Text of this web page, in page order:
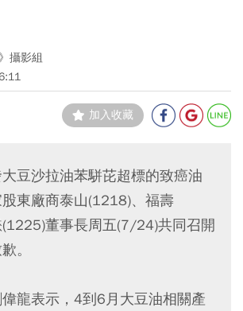
攝影組
加入收藏
豆沙拉油苯駢芘超標的致癌油
東廠商泰山(1218)、福壽
董事長周五(7/24)共同召開
。
龍表示，4到6月大豆油相關產